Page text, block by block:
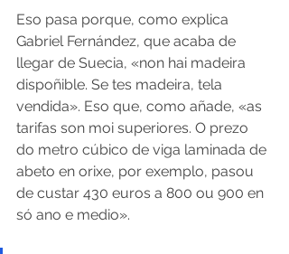
Eso pasa porque, como explica
Gabriel Fernández, que acaba de
llegar de Suecia, «non hai madeira
dispoñible. Se tes madeira, tela
vendida». Eso que, como añade, «as
tarifas son moi superiores. O prezo
do metro cúbico de viga laminada de
abeto en orixe, por exemplo, pasou
de custar 430 euros a 800 ou 900 en
só ano e medio».